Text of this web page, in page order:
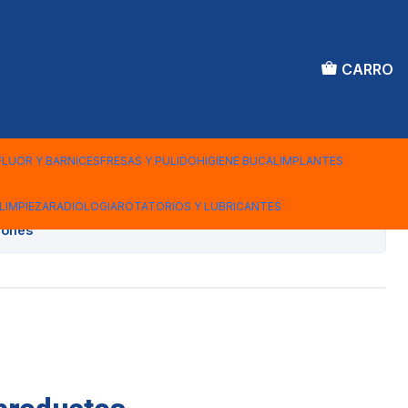
CARRO
Y BARNICESFRESAS Y PULIDOHIGIENE BUCALIMPLANTES
RADIOLOGIAROTATORIOS Y LUBRICANTES